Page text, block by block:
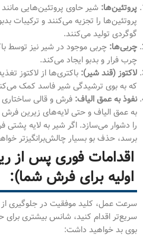
پروتئین‌ها: شیر حاوی پروتئین‌هایی
پروتئین‌ها را تجزیه می‌کنند و ترکیبات
گوگردی تولید می‌کنند.
چربی‌ها: چربی موجود در شیر نیز توسط
چرب فرار و بدبو ایجاد می‌کند.
لاکتوز (قند شیر): باکتری‌ها از لاکتوز
که به بوی ترشیدگی شیر فاسد کمک
نفوذ به عمق الیاف: فرش و قالی
به عمق الیاف و حتی لایه‌های زیرین
را دشوار می‌سازد. اگر شیر به لایه
برسد، حذف بو بسیار چالش‌برانگیزتر
اقدامات فوری پس از
اولیه برای فرش شما):
سرعت عمل، کلید موفقیت در جلوگیری
سریع‌تر اقدام کنید، شانس بیشتری
بوی بد خواهید داشت: